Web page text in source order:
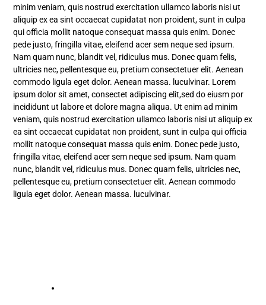
minim veniam, quis nostrud exercitation ullamco laboris nisi ut
aliquip ex ea sint occaecat cupidatat non proident, sunt in culpa
qui officia mollit natoque consequat massa quis enim. Donec
pede justo, fringilla vitae, eleifend acer sem neque sed ipsum.
Nam quam nunc, blandit vel, ridiculus mus. Donec quam felis,
ultricies nec, pellentesque eu, pretium consectetuer elit. Aenean
commodo ligula eget dolor. Aenean massa. luculvinar. Lorem
ipsum dolor sit amet, consectet adipiscing elit,sed do eiusm por
incididunt ut labore et dolore magna aliqua. Ut enim ad minim
veniam, quis nostrud exercitation ullamco laboris nisi ut aliquip ex
ea sint occaecat cupidatat non proident, sunt in culpa qui officia
mollit natoque consequat massa quis enim. Donec pede justo,
fringilla vitae, eleifend acer sem neque sed ipsum. Nam quam
nunc, blandit vel, ridiculus mus. Donec quam felis, ultricies nec,
pellentesque eu, pretium consectetuer elit. Aenean commodo
ligula eget dolor. Aenean massa. luculvinar.